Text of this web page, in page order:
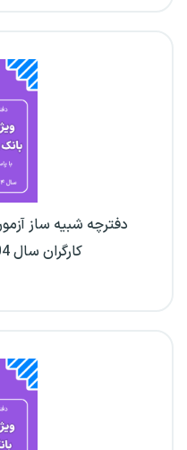
دفترچه شبیه ساز
کارگران سال 1404 (کلیه مشاغل)